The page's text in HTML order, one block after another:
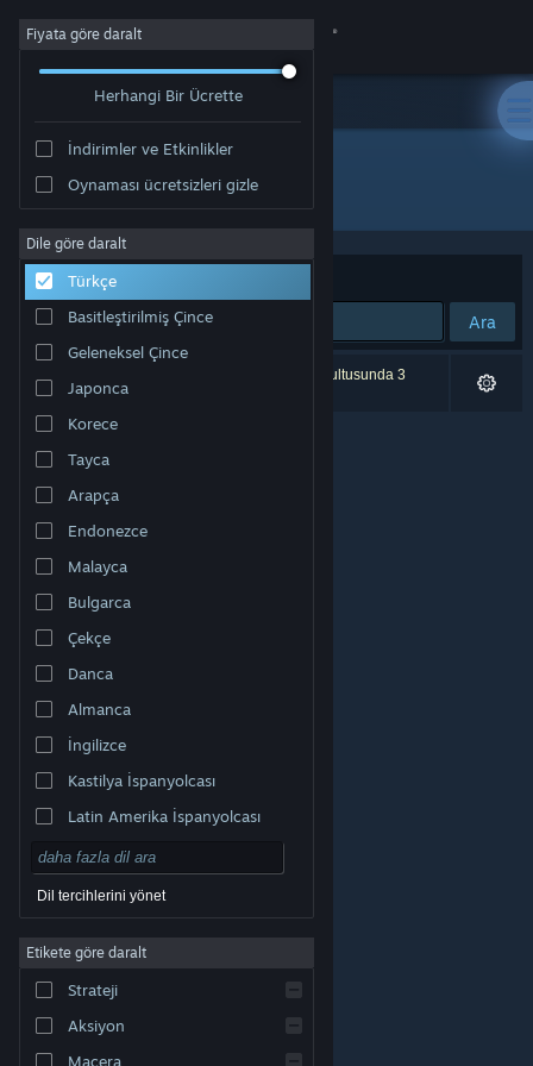
Giriş yap
Hakkında
Destek
Dili değiştir
Steam mobil uygulamasını yükle
Masaüstü internet sitesini görüntüle
markalar, ABD ve diğer ülkelerde ilgili sahiplerinin
Erişilebilirlik |
Çerezler
Fiyata göre daralt
Herhangi Bir Ücrette
İndirimler ve Etkinlikler
Oynaması ücretsizleri gizle
Dile göre daralt
Türkçe
Basitleştirilmiş Çince
Geleneksel Çince
Japonca
Korece
Tayca
Arapça
Endonezce
Malayca
Bulgarca
Çekçe
Danca
Almanca
İngilizce
Kastilya İspanyolcası
Latin Amerika İspanyolcası
Dil tercihlerini yönet
Etikete göre daralt
Strateji
Aksiyon
Macera
Geliştirici: Unfinished Pixel SL
Sırala Uygunluk
Ara
0 sonuç aramanızla eşleşiyor. Tercihleriniz doğrultusunda 3
ürün dâhil edilmedi.